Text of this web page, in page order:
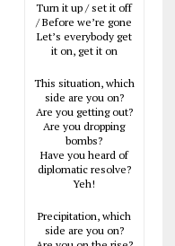
Turn it up / set it off
/ Before we’re gone
Let’s everybody get
it on, get it on
This situation, which
side are you on?
Are you getting out?
Are you dropping
bombs?
Have you heard of
diplomatic resolve?
Yeh!
Precipitation, which
side are you on?